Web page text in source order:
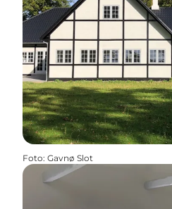
Foto: Gavnø Slot